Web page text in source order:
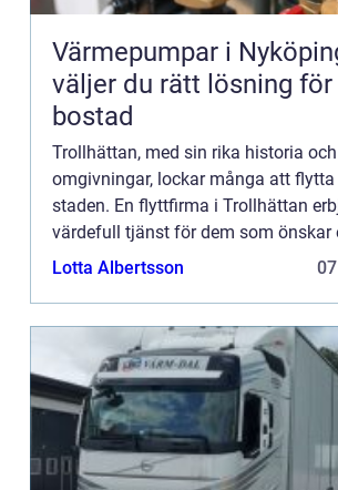
Värmepumpar i
väljer du rätt lösning för
bostad
Trollhättan, med sin rika historia
omgivningar, lockar många att
staden. En flyttfirma i Trollhättan
värdefull tjänst för dem som önskar
flyttupp...
Lotta Albertsson